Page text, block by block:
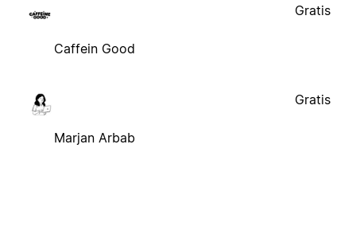
Caffein Good
Gratis
Marjan Arbab
Gratis